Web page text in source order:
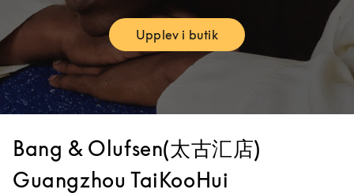
Upplev i butikLink Opens in New Tab
Bang & Olufsen(太古汇店)
Guangzhou TaiKooHui